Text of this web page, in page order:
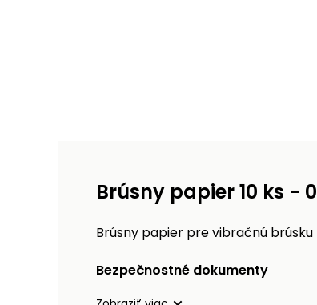
Brúsny papier 10 ks -
Brúsny papier pre vibračnú brúsku
Bezpečnostné dokumenty